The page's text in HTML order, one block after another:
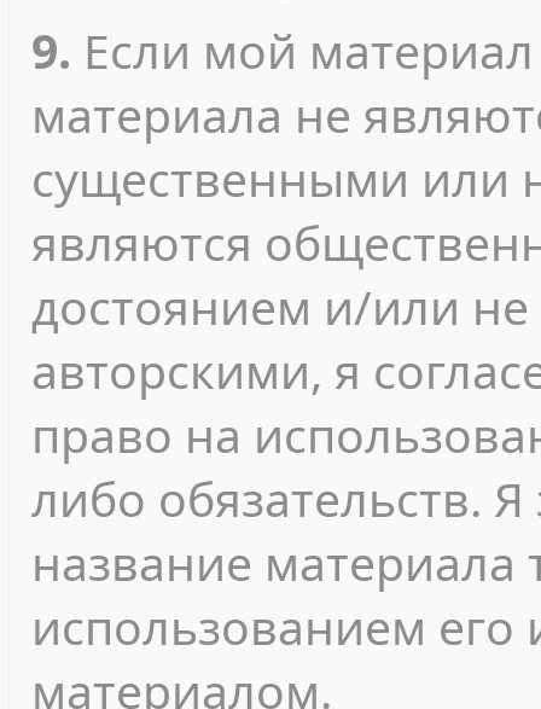
9. Если мой
материала не
существенными или
являются
достоянием и/или
авторскими, я
право на
либо обязательств.
название материала
использованием
материалом.